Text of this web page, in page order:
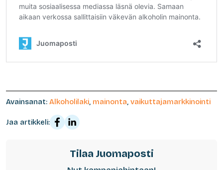
Avainsanat: Alkoholilaki, mainonta, vaikuttajamarkkinointi
Jaa artikkeli:
Tilaa Juomaposti